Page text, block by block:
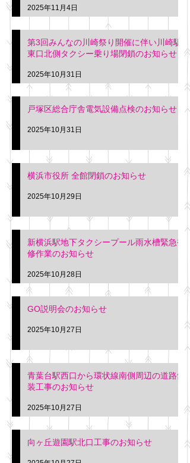
2025年11月4日
第3回みんなの川崎祭り開催に伴い川崎駅
東口北側タクシー乗り場閉鎖のお知らせ
2025年10月31日
戸塚区総合庁舎電気設備点検のお知らせ
2025年10月31日
横浜市役所 全館閉鎖のお知らせ
2025年10月29日
新横浜駅地下タクシープール雨水槽緊急補
修作業のお知らせ
2025年10月28日
GO説明会のお知らせ
2025年10月27日
青葉台駅西口から環状線南側周辺の道路舗
装工事のお知らせ
2025年10月27日
向ヶ丘遊園駅北口工事のお知らせ